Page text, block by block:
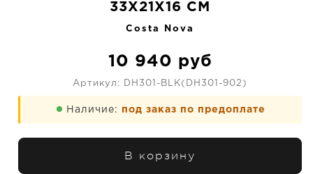
33X21X16 CM
Costa Nova
10 940 руб
Артикул: DH301-BLK(DH301-902)
Наличие: под заказ по предоплате
В корзину